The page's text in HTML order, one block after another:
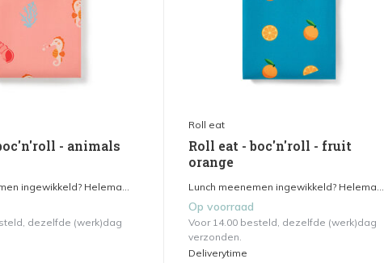
- animals
ingewikkeld? Helema...
dezelfde (werk)dag
Roll eat
Roll eat - boc'n'roll - fruit
orange
Lunch meenemen ingewikkeld? Helema...
Op voorraad
Voor 14.00 besteld, dezelfde (werk)dag
verzonden.
Deliverytime